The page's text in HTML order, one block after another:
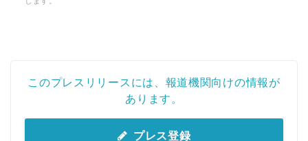
このプレスリリースには、報道機関向けの情報が
あります。
プレス登録